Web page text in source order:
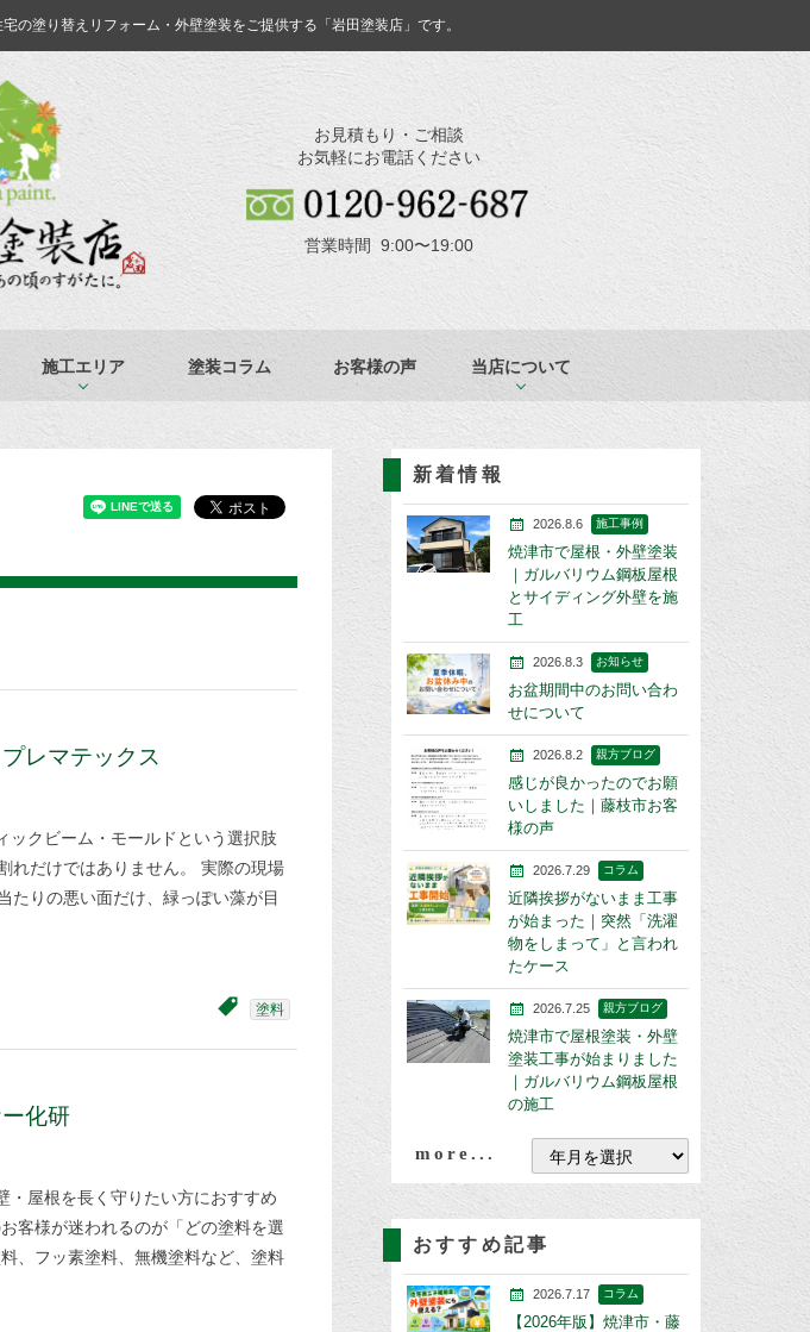
宅の塗り替えリフォーム・外壁塗装をご提供する「岩田塗装店」です。
お見積もり・ご相談
お気軽にお電話ください
営業時間 9:00〜19:00
施工エリア 塗装コラム お客様の声 当店について
レマテックス
ックビーム・モールドという選択肢
れだけではありません。 実際の現場
たりの悪い面だけ、緑っぽい藻が目
塗料
化研
・屋根を長く守りたい方におすすめ
客様が迷われるのが「どの塗料を選
、フッ素塗料、無機塗料など、塗料
新着情報
2026.8.6 施工事例
焼津市で屋根・外壁塗装
｜ガルバリウム鋼板屋根
とサイディング外壁を施
工
2026.8.3 お知らせ
お盆期間中のお問い合わ
せについて
2026.8.2 親方ブログ
感じが良かったのでお願
いしました｜藤枝市お客
様の声
2026.7.29 コラム
近隣挨拶がないまま工事
が始まった｜突然「洗濯
物をしまって」と言われ
たケース
2026.7.25 親方ブログ
焼津市で屋根塗装・外壁
塗装工事が始まりました
｜ガルバリウム鋼板屋根
の施工
more...
おすすめ記事
2026.7.17 コラム
【2026年版】焼津市・藤